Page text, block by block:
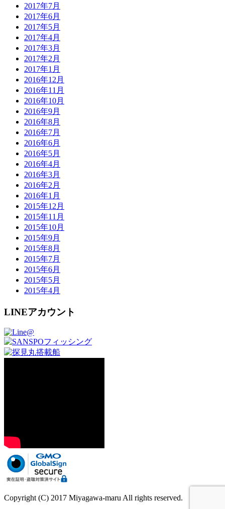
2017年7月
2017年6月
2017年5月
2017年4月
2017年3月
2017年2月
2017年1月
2016年12月
2016年11月
2016年10月
2016年9月
2016年8月
2016年7月
2016年6月
2016年5月
2016年4月
2016年3月
2016年2月
2016年1月
2015年12月
2015年11月
2015年10月
2015年9月
2015年8月
2015年7月
2015年6月
2015年5月
2015年4月
LINEアカウント
Copyright (C) 2017 Miyagawa-maru All rights reserved.